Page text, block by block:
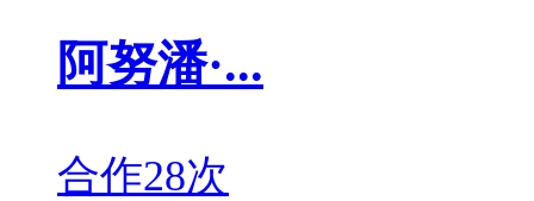
阿努潘·...
合作28次